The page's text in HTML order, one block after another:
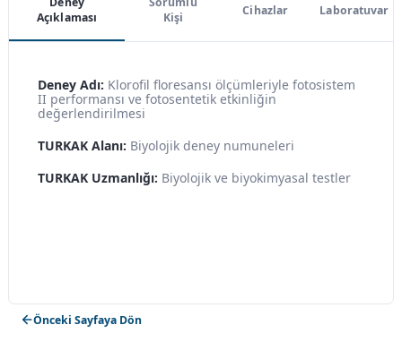
Açıklaması
Kişi
Cihazlar Laboratuvar
Deney Adı: Klorofil floresansı ölçümleriyle fotosistem
II performansı ve fotosentetik etkinliğin
değerlendirilmesi
TURKAK Alanı: Biyolojik deney numuneleri
TURKAK Uzmanlığı: Biyolojik ve biyokimyasal testler
Önceki Sayfaya Dön